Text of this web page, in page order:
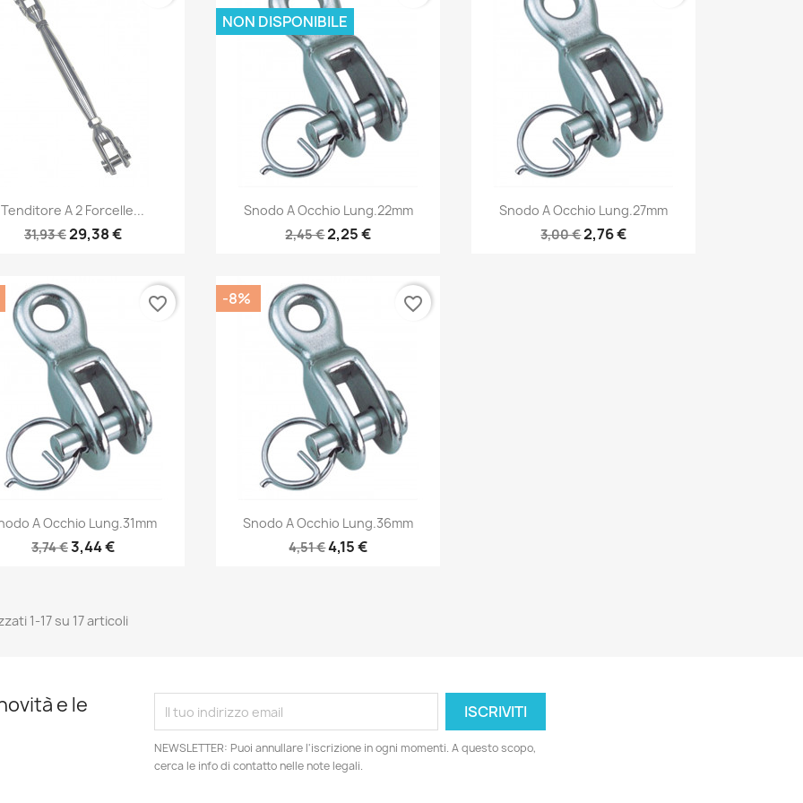
Anteprima
Tenditore A 2 Forcelle...
31,93 €29,38 €
Anteprima
Snodo A Occhio Lung.22mm
2,45 €2,25 €
NON DISPONIBILE
Anteprima
Snodo A Occhio Lung.27mm
3,00 €2,76 €
Anteprima
A Occhio Lung.31mm
3,74 €3,44 €
favorite_border
Anteprima
Snodo A Occhio Lung.36mm
4,51 €4,15 €
-8% favorite_border
1-17 su 17 articoli
e le
NEWSLETTER: Puoi annullare l'iscrizione in ogni momenti. A questo scopo,
cerca le info di contatto nelle note legali.